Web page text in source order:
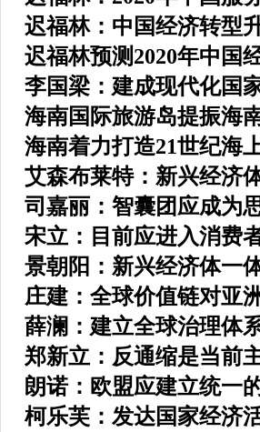
迟福林：中国经济转型
迟福林预测2020年中国
李国梁：建成现代化国
海南国际旅游岛提振海
海南着力打造21世纪海
艾森布莱特：新兴经济
司嘉丽：智囊团应成为
宋立：目前应进入消费
景朝阳：新兴经济体一
庄建：全球价值链对亚
薛澜：建立全球治理体
郑新立：反通缩是当前
朗诺：欧盟应建立统一
柯乐芙：发达国家经济